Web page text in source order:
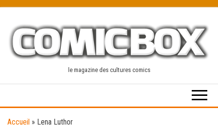
content
le magazine des cultures comics
Accueil » Lena Luthor